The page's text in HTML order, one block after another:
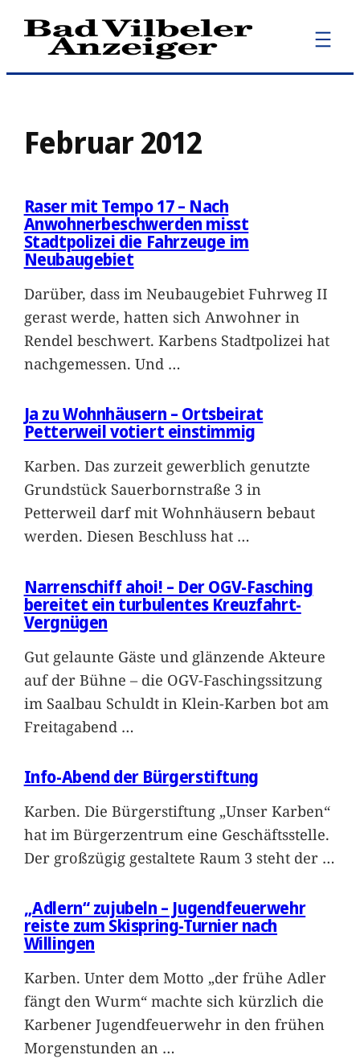
Zum
Inhalt
Februar 2012
Raser mit Tempo 17 – Nach
Anwohnerbeschwerden misst
Stadtpolizei die Fahrzeuge im
Neubaugebiet
Darüber, dass im Neubaugebiet Fuhrweg II
gerast werde, hatten sich Anwohner in
Rendel beschwert. Karbens Stadtpolizei hat
nachgemessen. Und …
Ja zu Wohnhäusern – Ortsbeirat
Petterweil votiert einstimmig
Karben. Das zurzeit gewerblich genutzte
Grundstück Sauerbornstraße 3 in
Petterweil darf mit Wohnhäusern bebaut
werden. Diesen Beschluss hat …
Narrenschiff ahoi! – Der OGV-Fasching
bereitet ein turbulentes Kreuzfahrt-
Vergnügen
Gut gelaunte Gäste und glänzende Akteure
auf der Bühne – die OGV-Faschingssitzung
im Saalbau Schuldt in Klein-Karben bot am
Freitagabend …
Info-Abend der Bürgerstiftung
Karben. Die Bürgerstiftung „Unser Karben“
hat im Bürgerzentrum eine Geschäftsstelle.
Der großzügig gestaltete Raum 3 steht der …
„Adlern“ zujubeln – Jugendfeuerwehr
reiste zum Skispring-Turnier nach
Willingen
Karben. Unter dem Motto „der frühe Adler
fängt den Wurm“ machte sich kürzlich die
Karbener Jugendfeuerwehr in den frühen
Morgenstunden an …